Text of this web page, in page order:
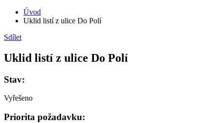
Úvod
Uklid listí z ulice Do Polí
Sdílet
Uklid listí z ulice Do Polí
Stav:
Vyřešeno
Priorita požadavku: